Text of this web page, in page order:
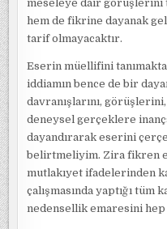
meseleye dair görüşlerini
hem de fikrine dayanak
tarif olmayacaktır.
Eserin müellifini
iddiamın bence de bir
davranışlarını,
deneysel gerçeklere
dayandırarak eserini
belirtmeliyim. Zira fikren
mutlakıyet ifadelerinden
çalışmasında yaptığı
nedensellik emaresini